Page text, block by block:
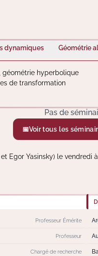
dynamiques Géométrie
géométrie hyperbolique
de transformation
Pas de
📅Voir tous les
Egor Yasinsky) le vendredi
Professeur Émérite
Professeur
Chargé de recherche